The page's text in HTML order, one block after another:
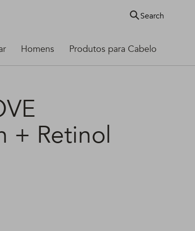
Homens Produtos para Cabelo
Search
+ Retinol